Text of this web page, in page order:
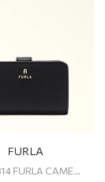
FURLA
WP00314 FURLA CAMELIA M COMPACT WALLET